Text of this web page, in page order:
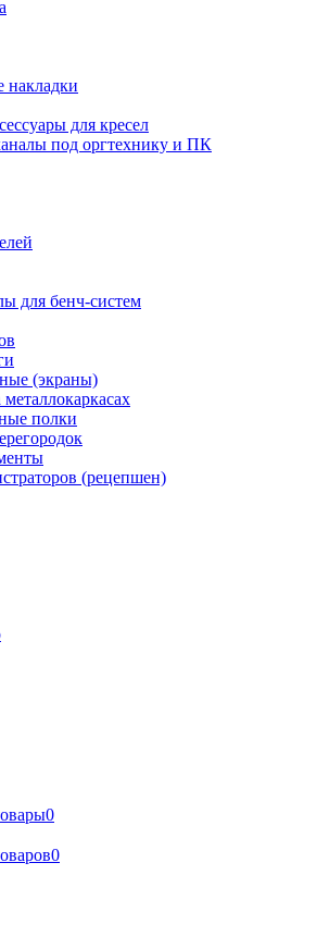
накладки
для кресел
под оргтехнику и ПК
для бенч-систем
(экраны)
полки
(рецепшен)
0
0